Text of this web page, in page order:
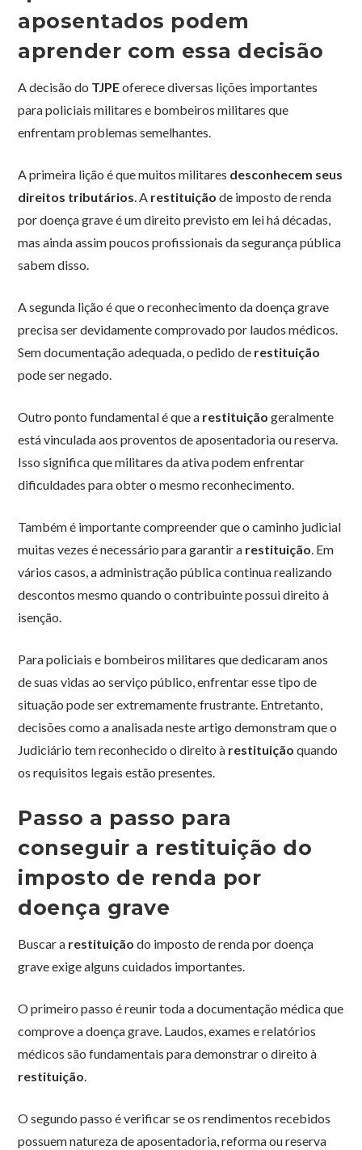
aposentados podem
aprender com essa decisão
A decisão do TJPEoferece diversas lições importantes
para policiais militares e bombeiros militares que
enfrentam problemas semelhantes.
A primeira lição é que muitos militares desconhecem seus
direitos tributários. A restituição de imposto de renda
por doença grave é um direito previsto em lei há décadas,
mas ainda assim poucos profissionais da segurança pública
sabem disso.
A segunda lição é que o reconhecimento da doença grave
precisa ser devidamente comprovado por laudos médicos.
Sem documentação adequada, o pedido de restituição
pode ser negado.
Outro ponto fundamental é que a restituição geralmente
está vinculada aos proventos de aposentadoria ou reserva.
Isso significa que militares da ativa podem enfrentar
dificuldades para obter o mesmo reconhecimento.
Também é importante compreender que o caminho judicial
muitas vezes é necessário para garantir a restituição. Em
vários casos, a administração pública continua realizando
descontos mesmo quando o contribuinte possui direito à
isenção.
Para policiais e bombeiros militares que dedicaram anos
de suas vidas ao serviço público, enfrentar esse tipo de
situação pode ser extremamente frustrante. Entretanto,
decisões como a analisada neste artigo demonstram que o
Judiciário tem reconhecido o direito à restituição quando
os requisitos legais estão presentes.
Passo a passo para
conseguir a restituição do
imposto de renda por
doença grave
Buscar a restituição do imposto de renda por doença
grave exige alguns cuidados importantes.
O primeiro passo é reunir toda a documentação médica que
comprove a doença grave. Laudos, exames e relatórios
médicos são fundamentais para demonstrar o direito à
restituição.
O segundo passo é verificar se os rendimentos recebidos
possuem natureza de aposentadoria, reforma ou reserva